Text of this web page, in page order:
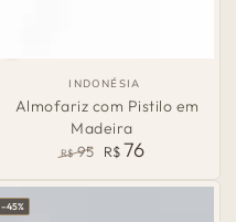
País
de
Origem:
INDONÉSIA
Almofariz com Pistilo em
Madeira
normal
R$ 95
de
R$76
–45%